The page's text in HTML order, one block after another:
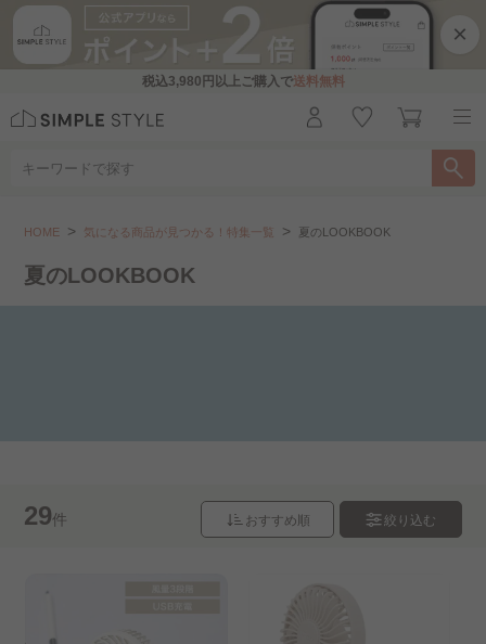
×
税込3,980円 以上ご購入で送料無料
HOME 気になる商品が見つかる！特集一覧 夏のLOOKBOOK
たった30分で、私だけの理想空間。 ..
普段使いできるアイテムで もしもに備えておく..
夏のLOOKBOOK
29件 おすすめ順 絞り込む